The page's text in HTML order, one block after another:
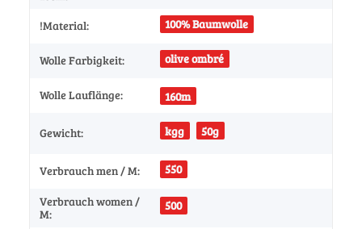
!Material: 100% Baumwolle
Wolle Farbigkeit: olive ombré
Wolle Lauflänge: 160m
Gewicht: kgg 50g
Verbrauch men / M: 550
Verbrauch women /
M:
500